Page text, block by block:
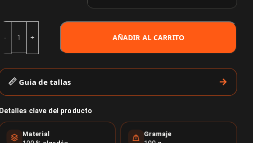
AÑADIR AL CARRITO
Guia de tallas
Detalles clave del producto
Material Gramaje